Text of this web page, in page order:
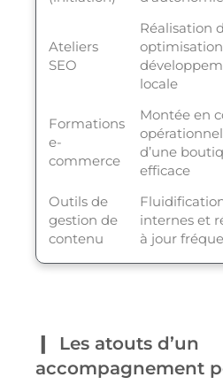
Ateliers
SEO
Réalisation
locale
Formations
e-
commerce
Montée en
d’une
efficace
Outils de
gestion de
contenu
internes et
à jour
Les atouts d’un
accompagnement